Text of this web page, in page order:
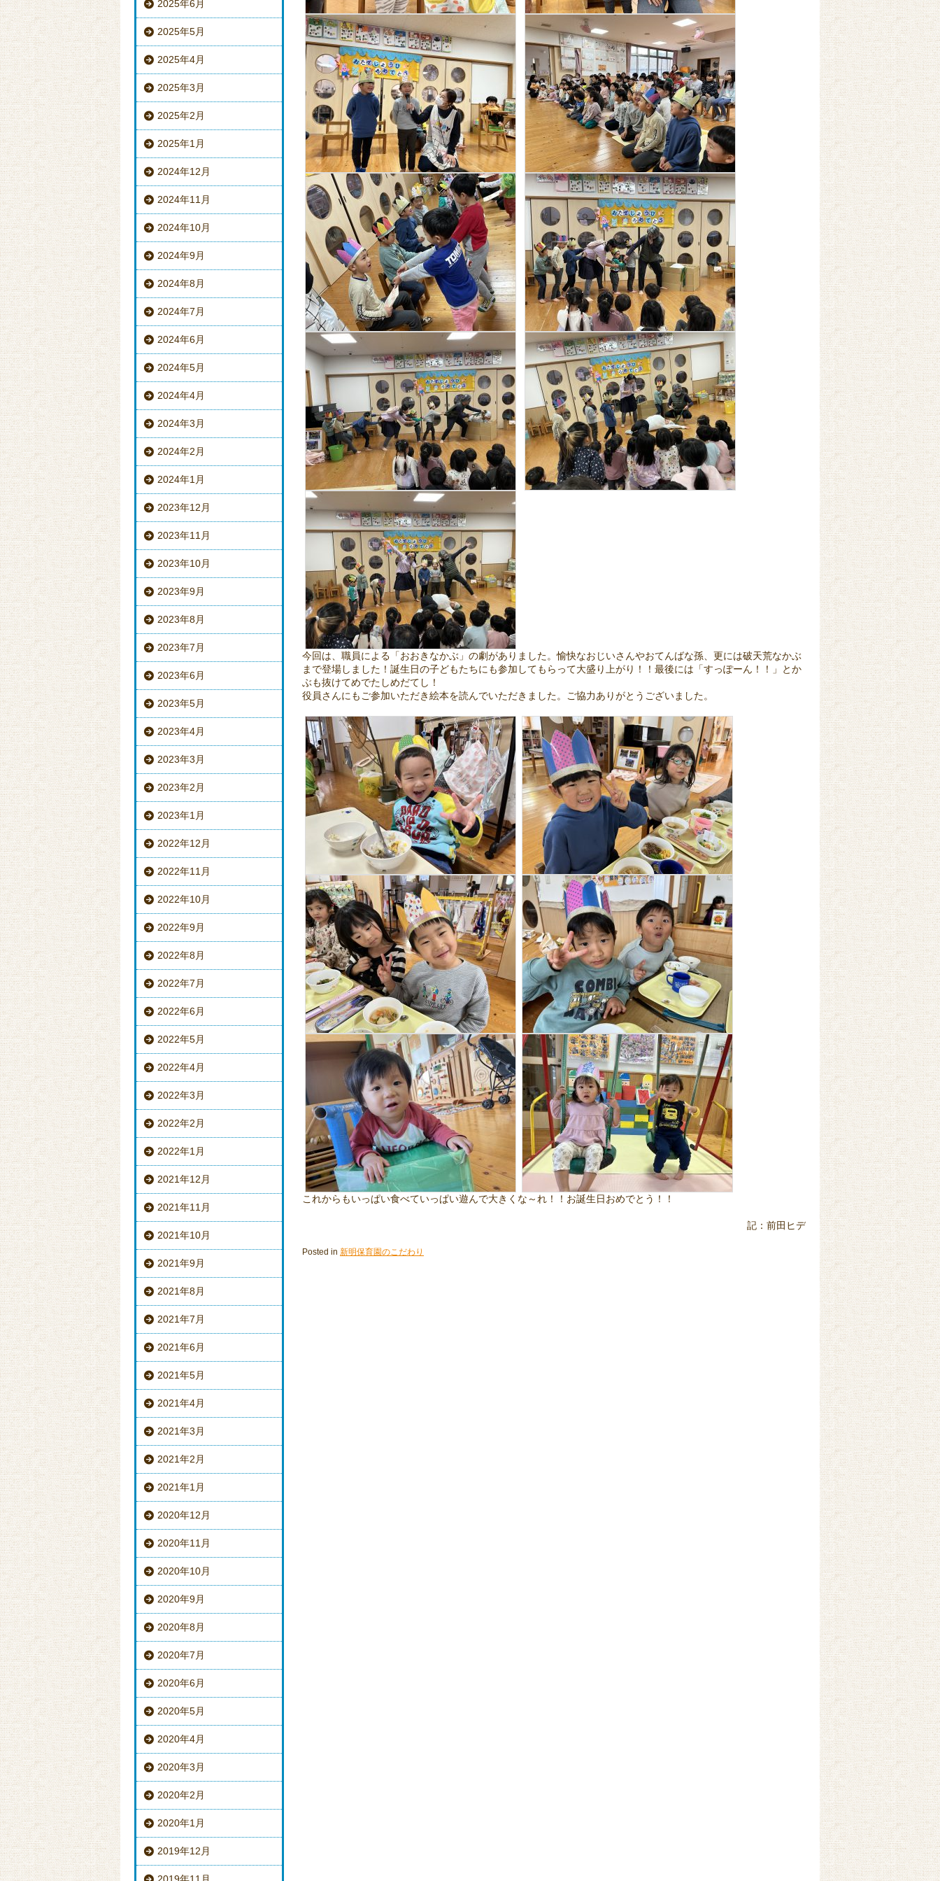
2025年6月
2025年5月
2025年4月
2025年3月
2025年2月
2025年1月
2024年12月
2024年11月
2024年10月
2024年9月
2024年8月
2024年7月
2024年6月
2024年5月
2024年4月
2024年3月
2024年2月
2024年1月
2023年12月
2023年11月
2023年10月
2023年9月
2023年8月
2023年7月
2023年6月
2023年5月
2023年4月
2023年3月
2023年2月
2023年1月
2022年12月
2022年11月
2022年10月
2022年9月
2022年8月
2022年7月
2022年6月
2022年5月
2022年4月
2022年3月
2022年2月
2022年1月
2021年12月
2021年11月
2021年10月
2021年9月
2021年8月
2021年7月
2021年6月
2021年5月
2021年4月
2021年3月
2021年2月
2021年1月
2020年12月
2020年11月
2020年10月
2020年9月
2020年8月
2020年7月
2020年6月
2020年5月
2020年4月
2020年3月
2020年2月
2020年1月
2019年12月
今回は、職員による「おおきなかぶ」の劇がありました。愉快なおじいさんやおてんばな孫、更には破天荒なかぶ
まで登場しました！誕生日の子どもたちにも参加してもらって大盛り上がり！！最後には「すっぽーん！！」とか
ぶも抜けてめでたしめだてし！
役員さんにもご参加いただき絵本を読んでいただきました。ご協力ありがとうございました。
これからもいっぱい食べていっぱい遊んで大きくな～れ！！お誕生日おめでとう！！
記：前田ヒデ
Posted in 新明保育園のこだわり